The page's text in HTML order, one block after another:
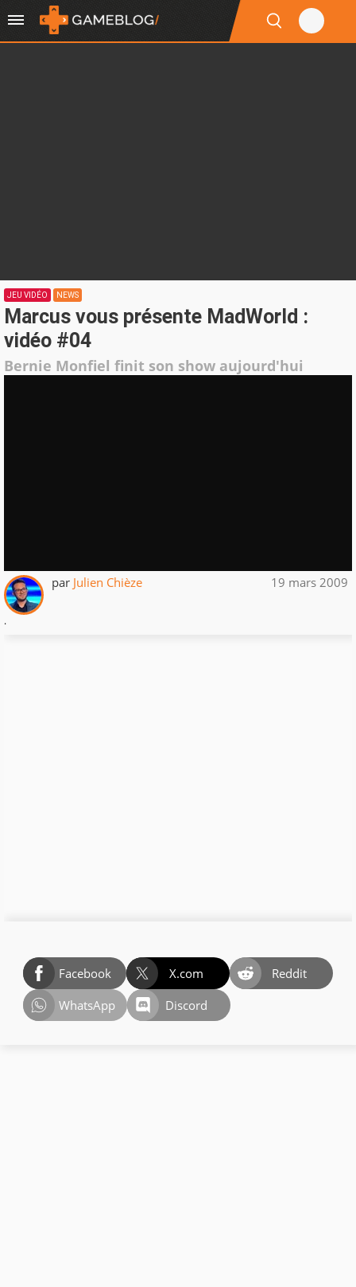
JEU VIDÉO NEWS
Marcus vous présente MadWorld :
vidéo #04
Bernie Monfiel finit son show aujourd'hui
par Julien Chièze 19 mars 2009
.
Facebook X.com
Reddit
WhatsApp
Discord